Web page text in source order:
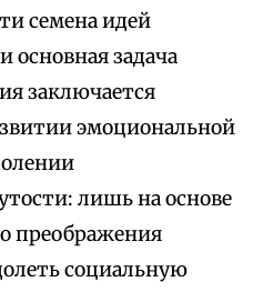
семена идей
основная задача
заключается
эмоциональной
лишь на основе
преображения
социальную